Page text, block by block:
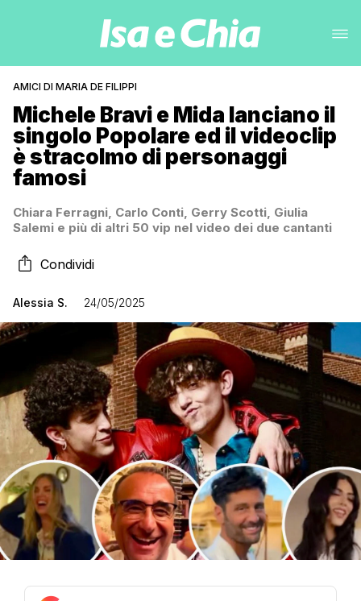
AMICI DI MARIA DE FILIPPI
Michele Bravi e Mida lanciano il
singolo Popolare ed il videoclip
è stracolmo di personaggi
famosi
Chiara Ferragni, Carlo Conti, Gerry Scotti, Giulia
Salemi e più di altri 50 vip nel video dei due cantanti
Condividi
Alessia S. 24/05/2025